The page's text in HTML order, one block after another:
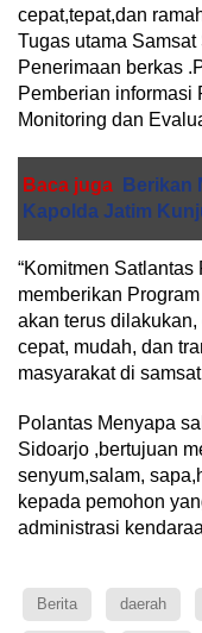
cepat,tepat,dan
Tugas utama
Penerimaan berkas
Pemberian informasi
Monitoring dan
Baca juga
Berikan
Kapolda Jatim
“Komitmen
memberikan
akan terus
cepat, mudah, dan
masyarakat di
Polantas Menyapa
Sidoarjo ,bertujuan
senyum,salam,
kepada pemohon
administrasi
Berita daerah